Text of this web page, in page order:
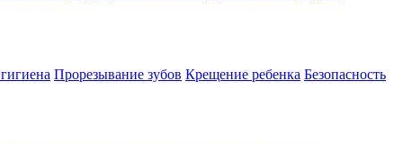
Прорезывание зубов Крещение ребенка Безопасность